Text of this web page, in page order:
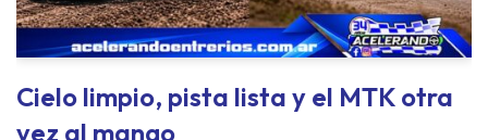
Cielo limpio, pista lista y el MTK otra
vez al mango